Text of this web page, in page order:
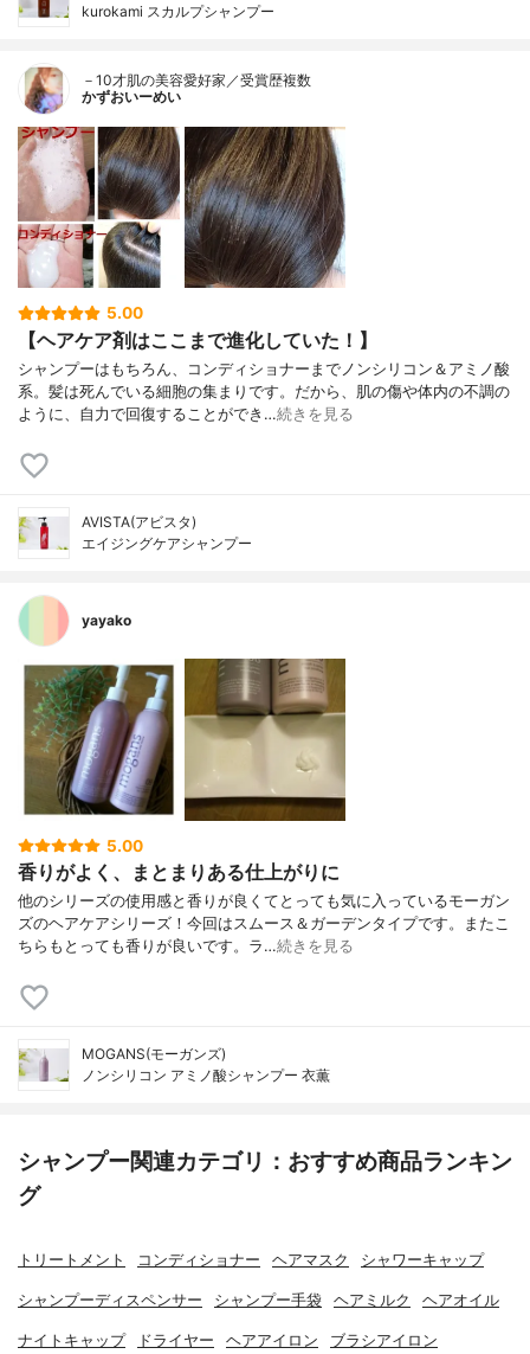
kurokami スカルプシャンプー
－10才肌の美容愛好家／受賞歴複数
かずおいーめい
5.00
【ヘアケア剤はここまで進化していた！】
シャンプーはもちろん、コンディショナーまでノンシリコン＆アミノ酸
系。髪は死んでいる細胞の集まりです。だから、肌の傷や体内の不調の
ように、自力で回復することができ…続きを見る
AVISTA(アビスタ)
エイジングケアシャンプー
yayako
5.00
香りがよく、まとまりある仕上がりに
他のシリーズの使用感と香りが良くてとっても気に入っているモーガン
ズのヘアケアシリーズ！今回はスムース＆ガーデンタイプです。またこ
ちらもとっても香りが良いです。ラ…続きを見る
MOGANS(モーガンズ)
ノンシリコン アミノ酸シャンプー 衣薫
シャンプー関連カテゴリ：おすすめ商品ランキン
グ
トリートメント コンディショナー ヘアマスク シャワーキャップ
シャンプーディスペンサー シャンプー手袋 ヘアミルク ヘアオイル
ナイトキャップ ドライヤー ヘアアイロン ブラシアイロン